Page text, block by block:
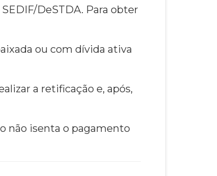
DeSTDA. Para obter
ou com dívida ativa
a retificação e, após,
não isenta o pagamento